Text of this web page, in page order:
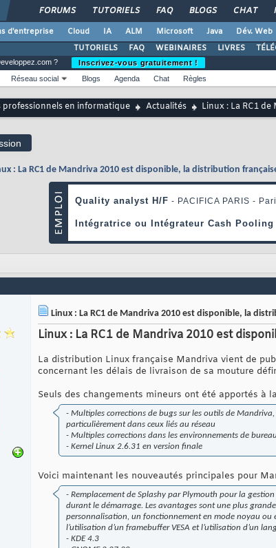
FORUMS TUTORIELS FAQ BLOGS CHAT
d'entreprise Cloud IA ALM Microsoft Java Dév. Web
TUTORIELS
FAQ WEBINAIRES LIVRES
?
Inscrivez-vous gratuitement !
Réseau social Blogs Agenda Chat Règles
professionnels en informatique Actualités Linux : La RC1
: La RC1 de Mandriva 2010 est disponible, la distribution
Linux : La RC1 de Mandriva 2010 est disponible, la
Linux : La RC1 de Mandriva 2010 est
La distribution Linux française Mandriva vient de
concernant les délais de livraison de sa mouture
Seuls des changements mineurs ont été apportés à
- Multiples corrections de bugs sur les outils de
particulièrement dans ceux liés au réseau
- Multiples corrections dans les environnements de
- Kernel Linux 2.6.31 en version finale
Voici maintenant les nouveautés principales pour
- Remplacement de Splashy par Plymouth pour la gestion
durant le démarrage. Les avantages sont une plus grande
personnalisation, un fonctionnement en mode noyau ou
l’utilisation d’un framebuffer VESA et l’utilisation d’un
- KDE 4.3